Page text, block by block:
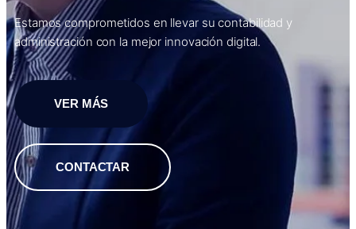
Estamos comprometidos en llevar su contabilidad y
administración con la mejor innovación digital.
VER MÁS
CONTACTAR